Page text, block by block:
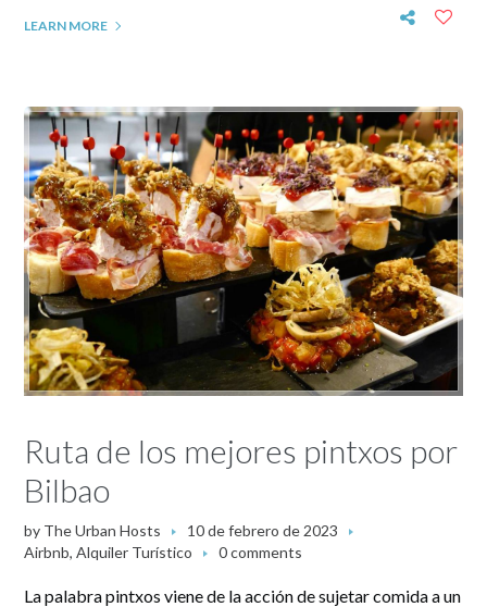
LEARN MORE
Ruta de los mejores pintxos por
Bilbao
by The Urban Hosts
10 de febrero de 2023
Airbnb,Alquiler Turístico 0 comments
La palabra pintxos viene de la acción de sujetar comida a un